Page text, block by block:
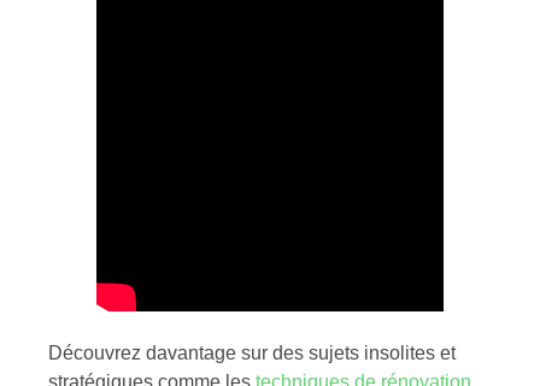
Découvrez davantage sur des sujets insolites et